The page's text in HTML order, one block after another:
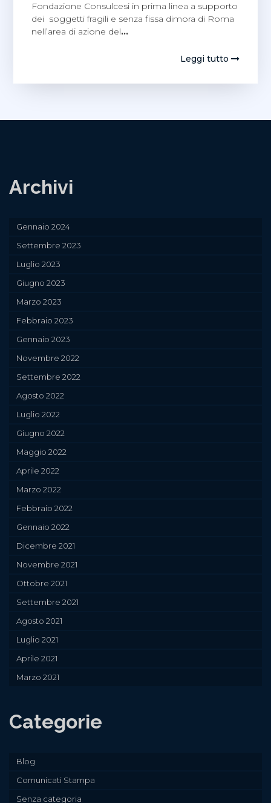
Fondazione Consulcesi in prima linea a supporto
dei soggetti fragili e senza fissa dimora di Roma
nell’area di azione del…
Leggi tutto
Archivi
Gennaio 2024
Settembre 2023
Luglio 2023
Giugno 2023
Marzo 2023
Febbraio 2023
Gennaio 2023
Novembre 2022
Settembre 2022
Agosto 2022
Luglio 2022
Giugno 2022
Maggio 2022
Aprile 2022
Marzo 2022
Febbraio 2022
Gennaio 2022
Dicembre 2021
Novembre 2021
Ottobre 2021
Settembre 2021
Agosto 2021
Luglio 2021
Aprile 2021
Marzo 2021
Categorie
Blog
Comunicati Stampa
Senza categoria